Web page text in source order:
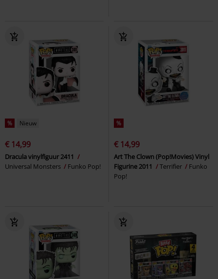
% Nieuw
€ 14,99
Dracula vinylfiguur 2411
Universal Monsters
Funko Pop!
%
€ 14,99
Art The Clown (Pop!Movies) Vinyl
Figurine 2011
Terrifier
Funko
Pop!